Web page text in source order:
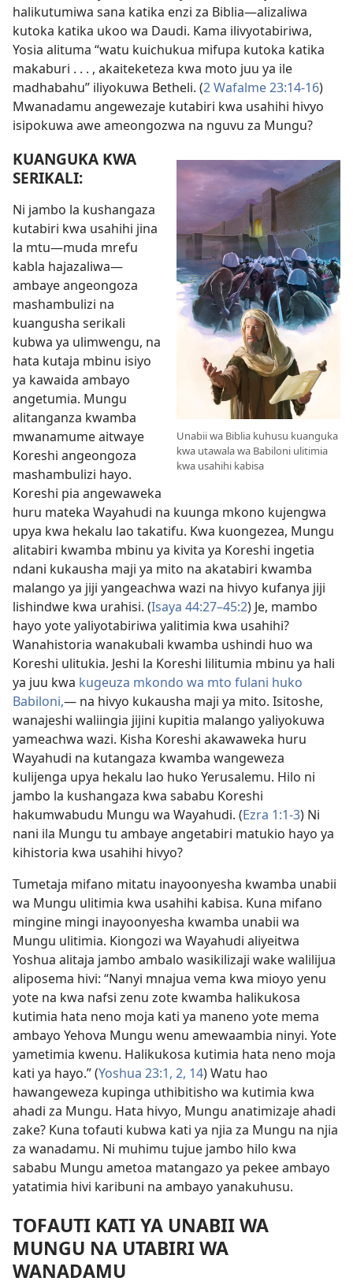
halikutumiwa sana katika enzi za Biblia—​alizaliwa
kutoka katika ukoo wa Daudi. Kama ilivyotabiriwa,
Yosia alituma “watu kuichukua mifupa kutoka katika
makaburi . . . , akaiteketeza kwa moto juu ya ile
madhabahu” iliyokuwa Betheli. (2 Wafalme 23:14-16)
Mwanadamu angewezaje kutabiri kwa usahihi hivyo
isipokuwa awe ameongozwa na nguvu za Mungu?
Unabii wa Biblia kuhusu kuanguka
kwa utawala wa Babiloni ulitimia
kwa usahihi kabisa
KUANGUKA KWA
SERIKALI:
Ni jambo la kushangaza
kutabiri kwa usahihi jina
la mtu—muda mrefu
kabla hajazaliwa—
ambaye angeongoza
mashambulizi na
kuangusha serikali
kubwa ya ulimwengu, na
hata kutaja mbinu isiyo
ya kawaida ambayo
angetumia. Mungu
alitanganza kwamba
mwanamume aitwaye
Koreshi angeongoza
mashambulizi hayo.
Koreshi pia angewaweka
huru mateka Wayahudi na kuunga mkono kujengwa
upya kwa hekalu lao takatifu. Kwa kuongezea, Mungu
alitabiri kwamba mbinu ya kivita ya Koreshi ingetia
ndani kukausha maji ya mito na akatabiri kwamba
malango ya jiji yangeachwa wazi na hivyo kufanya jiji
lishindwe kwa urahisi. (Isaya 44:27–45:2) Je, mambo
hayo yote yaliyotabiriwa yalitimia kwa usahihi?
Wanahistoria wanakubali kwamba ushindi huo wa
Koreshi ulitukia. Jeshi la Koreshi lilitumia mbinu ya hali
ya juu kwa kugeuza mkondo wa mto fulani huko
Babiloni,​— na hivyo kukausha maji ya mito. Isitoshe,
wanajeshi waliingia jijini kupitia malango yaliyokuwa
yameachwa wazi. Kisha Koreshi akawaweka huru
Wayahudi na kutangaza kwamba wangeweza
kulijenga upya hekalu lao huko Yerusalemu. Hilo ni
jambo la kushangaza kwa sababu Koreshi
hakumwabudu Mungu wa Wayahudi. (Ezra 1:1-3) Ni
nani ila Mungu tu ambaye angetabiri matukio hayo ya
kihistoria kwa usahihi hivyo?
Tumetaja mifano mitatu inayoonyesha kwamba unabii
wa Mungu ulitimia kwa usahihi kabisa. Kuna mifano
mingine mingi inayoonyesha kwamba unabii wa
Mungu ulitimia. Kiongozi wa Wayahudi aliyeitwa
Yoshua alitaja jambo ambalo wasikilizaji wake walilijua
aliposema hivi: “Nanyi mnajua vema kwa mioyo yenu
yote na kwa nafsi zenu zote kwamba halikukosa
kutimia hata neno moja kati ya maneno yote mema
ambayo Yehova Mungu wenu amewaambia ninyi. Yote
yametimia kwenu. Halikukosa kutimia hata neno moja
kati ya hayo.” (Yoshua 23:1, 2, 14) Watu hao
hawangeweza kupinga uthibitisho wa kutimia kwa
ahadi za Mungu. Hata hivyo, Mungu anatimizaje ahadi
zake? Kuna tofauti kubwa kati ya njia za Mungu na njia
za wanadamu. Ni muhimu tujue jambo hilo kwa
sababu Mungu ametoa matangazo ya pekee ambayo
yatatimia hivi karibuni na ambayo yanakuhusu.
TOFAUTI KATI YA UNABII WA
MUNGU NA UTABIRI WA
WANADAMU